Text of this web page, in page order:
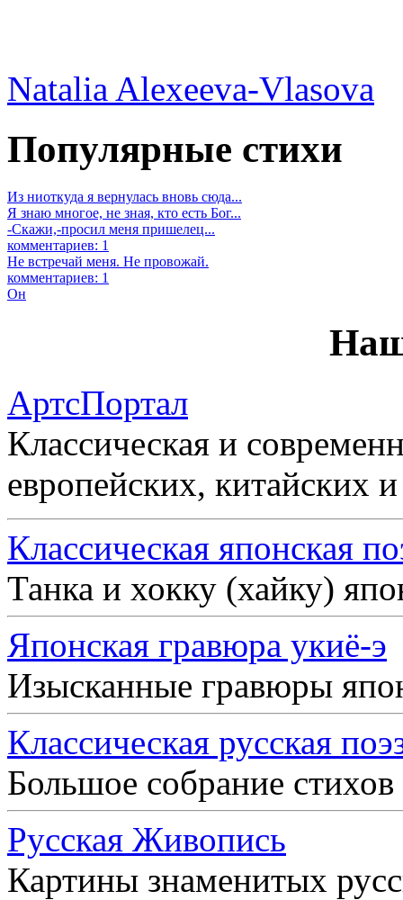
Natalia Alexeeva-Vlasova
Популярные стихи
Из ниоткуда я вернулась вновь сюда...
Я знаю многое, не зная, кто есть Бог...
-Скажи,-просил меня пришелец...
комментариев: 1
Не встречай меня. Не провожай.
комментариев: 1
Он
АртсПортал
Классическая и
европейских, китайских
Классическая японская
Танка и хокку (хайку)
Японская гравюра укиё-э
Изысканные гравюры
Классическая русская
Большое собрание
Русская Живопись
Картины знаменитых